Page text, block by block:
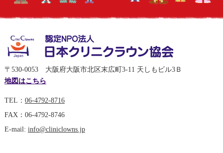
〒530-0053 大阪府大阪市北区末広町3-11 天しもビル3Ｂ
地図はこちら
TEL： 06-4792-8716
FAX：06-4792-8746
E-mail: info@cliniclowns.jp